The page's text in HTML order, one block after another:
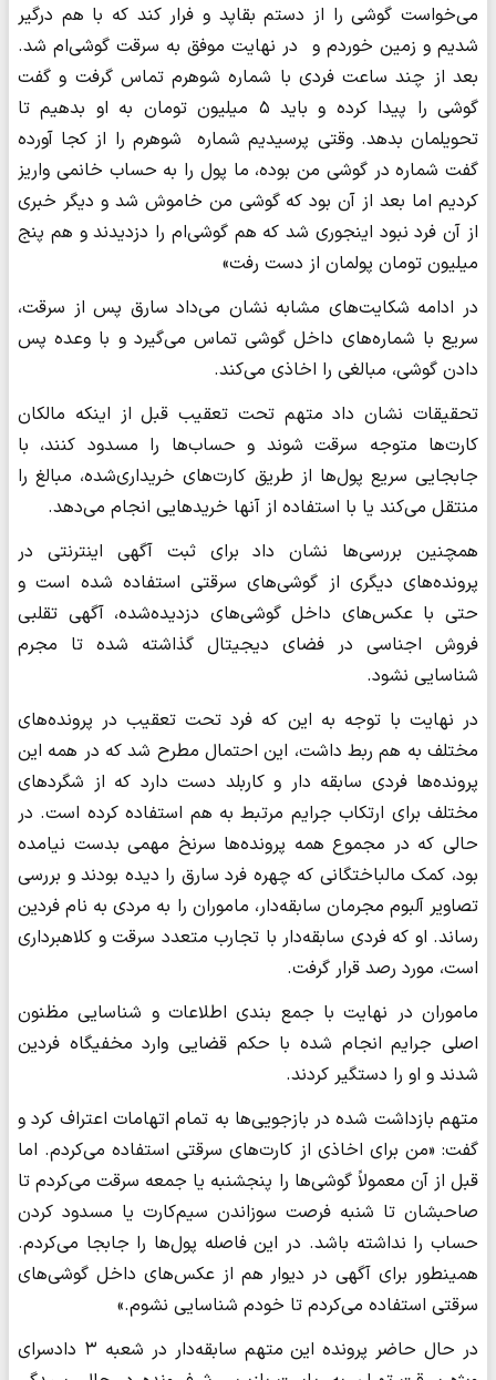
می‌خواست گوشی را از دستم بقاپد و فرار کند که با هم درگیر
شدیم و زمین خوردم و در نهایت موفق به سرقت گوشی‌ام شد.
بعد از چند ساعت فردی با شماره شوهرم تماس گرفت و گفت
گوشی را پیدا کرده‌ و باید ۵ میلیون تومان به او بدهیم تا
تحویلمان بدهد. وقتی پرسیدیم شماره شوهرم را از کجا آورده
گفت شماره در گوشی من بوده، ما پول را به حساب خانمی واریز
کردیم اما بعد از آن بود که گوشی من خاموش شد و دیگر خبری
از آن فرد نبود‌ اینجوری شد که هم گوشی‌ام را دزدیدند و هم پنج
میلیون تومان پولمان از دست رفت»
در ادامه شکایت‌های مشابه نشان می‌داد سارق پس از سرقت،
سریع با شماره‌های داخل گوشی تماس می‌گیرد و با وعده پس
دادن گوشی، مبالغی را اخاذی می‌کند.
تحقیقات نشان داد متهم تحت تعقیب قبل از اینکه مالکان
کارت‌ها متوجه سرقت شوند و حساب‌ها را مسدود کنند، با
جابجایی سریع پول‌ها از طریق کارت‌های خریداری‌شده، مبالغ را
منتقل می‌کند یا با استفاده از آنها خریدهایی انجام می‌دهد.
همچنین بررسی‌ها نشان داد برای ثبت آگهی اینترنتی در
پرونده‌های دیگری از گوشی‌های سرقتی استفاده شده است و
حتی با عکس‌های داخل گوشی‌های دزدیده‌شده، آگهی تقلبی
فروش اجناسی در فضای دیجیتال گذاشته شده تا مجرم
شناسایی نشود.
در نهایت با توجه به این که فرد تحت تعقیب در پرونده‌های
مختلف به هم ربط داشت، این احتمال مطرح شد که در همه این
پرونده‌‌ها فردی سابقه دار و کاربلد دست دارد که از شگردهای
مختلف برای ارتکاب جرایم مرتبط به هم استفاده کرده است. در
حالی که در مجموع همه پرونده‌ها سرنخ مهمی بدست نیامده
بود، کمک مالباختگانی که چهره فرد سارق را دیده بودند و بررسی
تصاویر آلبوم مجرمان سابقه‌دار، ماموران را به مردی به نام فردین
رساند. او که فردی سابقه‌دار با تجارب متعدد سرقت و کلاهبرداری
است، مورد رصد قرار گرفت.
ماموران در نهایت با جمع بندی اطلاعات و شناسایی مظنون
اصلی جرایم انجام شده با حکم قضایی وارد مخفیگاه فردین
شدند و او را دستگیر کردند.
متهم بازداشت شده در بازجویی‌ها به تمام اتهامات اعتراف کرد و
گفت: «من برای اخاذی از کارت‌های سرقتی استفاده می‌کردم. اما
قبل از آن معمولاً گوشی‌ها را پنجشنبه یا جمعه سرقت می‌کردم تا
صاحبشان تا شنبه فرصت سوزاندن سیم‌کارت یا مسدود کردن
حساب را نداشته باشد. در این فاصله پول‌ها را جابجا می‌کردم.
همینطور برای آگهی در دیوار هم از عکس‌های داخل گوشی‌های
سرقتی استفاده می‌کردم تا خودم شناسایی نشوم.»
در حال حاضر پرونده این متهم سابقه‌دار در شعبه ۳ دادسرای